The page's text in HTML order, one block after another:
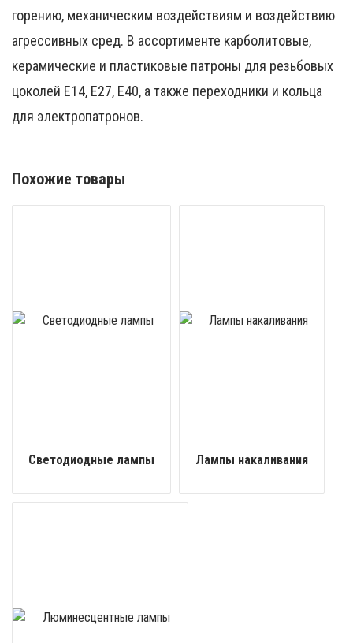
горению, механическим воздействиям и воздействию
агрессивных сред. В ассортименте карболитовые,
керамические и пластиковые патроны для резьбовых
цоколей Е14, Е27, Е40, а также переходники и кольца
для электропатронов.
Похожие товары
Светодиодные лампы Лампы накаливания